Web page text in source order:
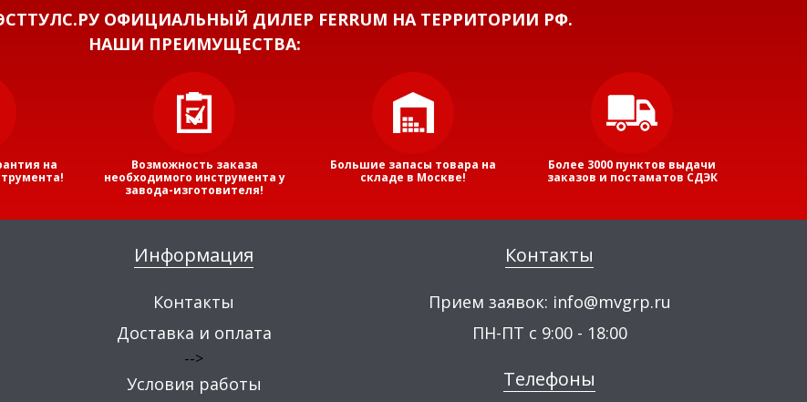
ОФИЦИАЛЬНЫЙ ДИЛЕР FERRUM НА ТЕРРИТОРИИ РФ.
НАШИ ПРЕИМУЩЕСТВА:
на
Возможность заказа
необходимого инструмента у
завода-изготовителя!
Большие запасы товара на
складе в Москве!
Более 3000 пунктов выдачи
заказов и постаматов СДЭК
Информация
Контакты
Доставка и оплата
-->
Условия работы
Контакты
Прием заявок: info@mvgrp.ru
ПН-ПТ с 9:00 - 18:00
Телефоны